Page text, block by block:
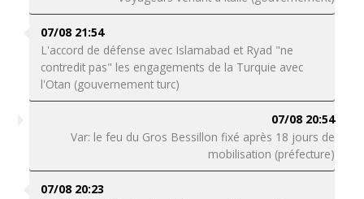
07/08 21:54
L'accord de défense avec Islamabad et Ryad "ne
contredit pas" les engagements de la Turquie avec
l'Otan (gouvernement turc)
07/08 20:54
Var: le feu du Gros Bessillon fixé après 18 jours de
mobilisation (préfecture)
07/08 20:23